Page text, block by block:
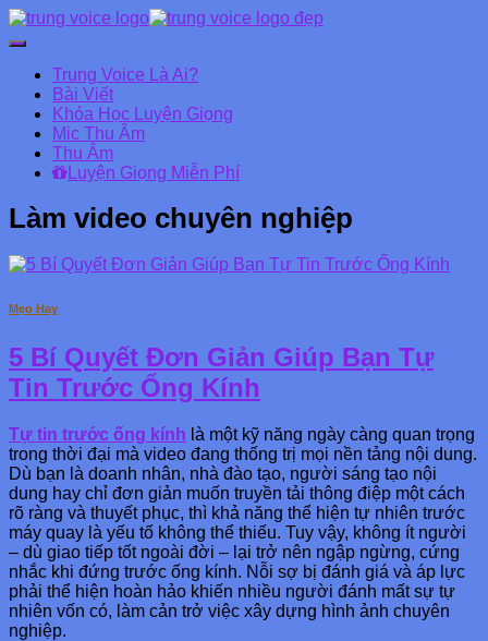
Chuyển
Danh
mục
chính
Trung Voice Là Ai?
Bài Viết
Khóa Học Luyện Giọng
Mic Thu Âm
Thu Âm
Luyện Giọng Miễn Phí
Làm video chuyên nghiệp
Mẹo Hay
5 Bí Quyết Đơn Giản Giúp Bạn Tự
Tin Trước Ống Kính
Tự tin trước ống kính là một kỹ năng ngày càng quan trọng
trong thời đại mà video đang thống trị mọi nền tảng nội dung.
Dù bạn là doanh nhân, nhà đào tạo, người sáng tạo nội
dung hay chỉ đơn giản muốn truyền tải thông điệp một cách
rõ ràng và thuyết phục, thì khả năng thể hiện tự nhiên trước
máy quay là yếu tố không thể thiếu. Tuy vậy, không ít người
– dù giao tiếp tốt ngoài đời – lại trở nên ngập ngừng, cứng
nhắc khi đứng trước ống kính. Nỗi sợ bị đánh giá và áp lực
phải thể hiện hoàn hảo khiến nhiều người đánh mất sự tự
nhiên vốn có, làm cản trở việc xây dựng hình ảnh chuyên
nghiệp.